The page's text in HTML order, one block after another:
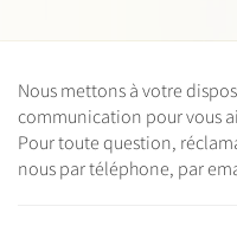
Nous mettons à votre
communication pour vous
Pour toute question,
nous par téléphone, par